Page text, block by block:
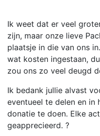
Ik weet dat er veel
zijn, maar onze lieve
plaatsje in die van ons
wat kosten ingestaan,
zou ons zo veel deugd
Ik bedank jullie alvast
eventueel te delen en in
donatie te doen. Elke
geapprecieerd. ?